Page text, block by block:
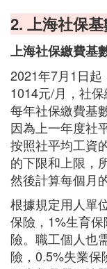
2. 上海社保
上海社保繳費基
2021年7月1日
1014元/月，社
每年社保繳費基
因為上一年度社
按照社平均工資
的下限和上限，
然後計算每個月
根據規定用人單
保險，1%生育
險。職工個人也
險，0.5%失業保